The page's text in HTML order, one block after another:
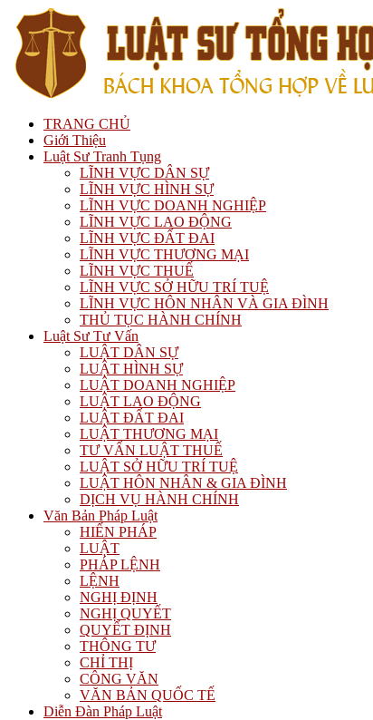
TRANG CHỦ
Giới Thiệu
Luật Sư Tranh Tụng
LĨNH VỰC DÂN SỰ
LĨNH VỰC HÌNH SỰ
LĨNH VỰC DOANH NGHIỆP
LĨNH VỰC LAO ĐỘNG
LĨNH VỰC ĐẤT ĐAI
LĨNH VỰC THƯƠNG MẠI
LĨNH VỰC THUẾ
LĨNH VỰC SỞ HỮU TRÍ TUỆ
LĨNH VỰC HÔN NHÂN VÀ GIA ĐÌNH
THỦ TỤC HÀNH CHÍNH
Luật Sư Tư Vấn
LUẬT DÂN SỰ
LUẬT HÌNH SỰ
LUẬT DOANH NGHIỆP
LUẬT LAO ĐỘNG
LUẬT ĐẤT ĐAI
LUẬT THƯƠNG MẠI
TƯ VẤN LUẬT THUẾ
LUẬT SỞ HỮU TRÍ TUỆ
LUẬT HÔN NHÂN & GIA ĐÌNH
DỊCH VỤ HÀNH CHÍNH
Văn Bản Pháp Luật
HIẾN PHÁP
LUẬT
PHÁP LỆNH
LỆNH
NGHỊ ĐỊNH
NGHỊ QUYẾT
QUYẾT ĐỊNH
THÔNG TƯ
CHỈ THỊ
CÔNG VĂN
VĂN BẢN QUỐC TẾ
Diễn Đàn Pháp Luật